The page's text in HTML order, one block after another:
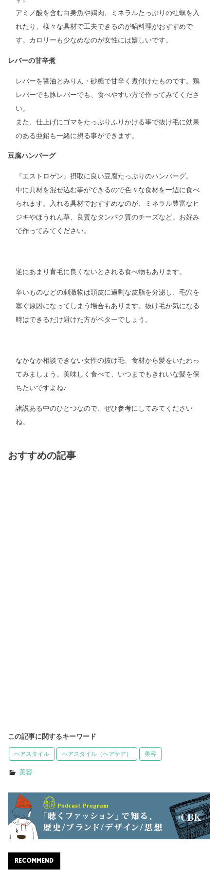
アミノ酸を含む白身魚や鶏肉、ミネラルたっぷりの牡蠣を入
れたり、様々な具材で工夫できるのが鍋料理がおすすめで
す。カロリーも少なめなのが女性には嬉しいです。
レバーの甘辛煮
レバーを醤油とみりん・砂糖で甘辛く煮付けたものです。鶏
レバーでも豚レバーでも、食べやすい方で作ってみてくださ
い。
また、仕上げにゴマをたっぷりふりかける事で抜け毛に効果
のある亜鉛も一緒に摂る事ができます。
豆腐ハンバーグ
『エストロゲン』摂取に良い豆腐たっぷりのハンバーグ。
中に具材を混ぜ込む事ができるので色々な食材を一辺に食べ
られます。入れる具材でおすすめなのが、ミネラル豊富なヒ
ジキやほうれん草、良質なタンパク質のチーズなど。お好み
で作ってみてください。
逆にあまり育毛に良くないとされる食べ物もあります。
辛いものなどの刺激物は頭皮に過剰な皮脂を分泌し、毛穴を
塞ぐ原因になってしまう場合もあります。抜け毛が気になる
時はできるだけ避けた方がベターでしょう。
なかなか相談できない女性の抜け毛、食材から髪をいたわっ
てみましょう。美味しく食べて、いつまでもきれいな髪を保
ちたいですよね♪
諸説ある中のひとつなので、ぜひ参考にしてみてください
ね。
おすすめの記事
この記事に関するキーワード
ヘアスタイル ヘアスタイル（ヘアケア） 美容
美容
RECOMMEND